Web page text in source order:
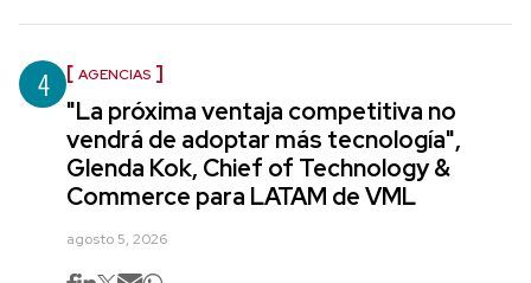
4 AGENCIAS
"La próxima ventaja competitiva no
vendrá de adoptar más tecnología",
Glenda Kok, Chief of Technology &
Commerce para LATAM de VML
agosto 5, 2026